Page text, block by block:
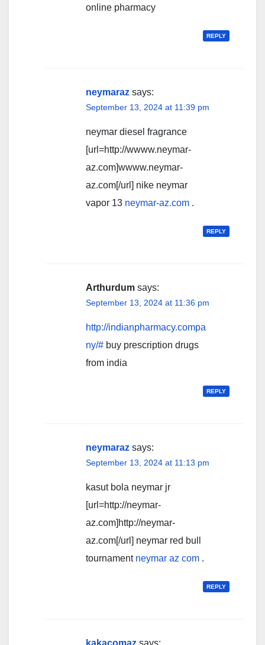
online pharmacy
REPLY
neymaraz says:
September 13, 2024 at 11:39 pm
neymar diesel fragrance
[url=http://wwww.neymar-
az.com]wwww.neymar-
az.com[/url] nike neymar
vapor 13 neymar-az.com .
REPLY
Arthurdum says:
September 13, 2024 at 11:36 pm
http://indianpharmacy.compa
ny/# buy prescription drugs
from india
REPLY
neymaraz says:
September 13, 2024 at 11:13 pm
kasut bola neymar jr
[url=http://neymar-
az.com]http://neymar-
az.com[/url] neymar red bull
tournament neymar az com .
REPLY